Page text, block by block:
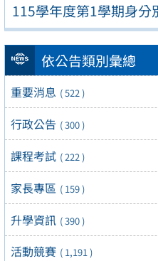
115學年度第1學期身分
依公告類別彙總
重要消息 ( 522 )
行政公告 ( 300 )
課程考試 ( 222 )
家長專區 ( 159 )
升學資訊 ( 390 )
活動競賽 ( 1,191 )